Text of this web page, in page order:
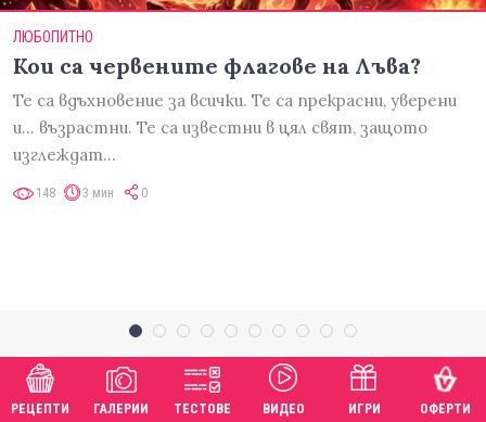
ЛЮБОПИТНО
Кои са червените флагове на Лъва?
Те са вдъхновение за всички. Те са прекрасни, уверени
и... възрастни. Те са известни в цял свят, защото
изглеждат…
148 3 мин 0
РЕЦЕПТИ ГАЛЕРИИ ТЕСТОВЕ ВИДЕО ИГРИ ОФЕРТИ